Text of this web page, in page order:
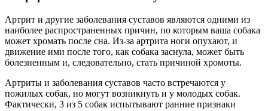
Артрит и другие заболевания суставов являются одними из
наиболее распространенных причин, по которым ваша собака
может хромать после сна. Из-за артрита ноги опухают, и
движение ими после того, как собака заснула, может быть
болезненным и, следовательно, стать причиной хромоты.
Артриты и заболевания суставов часто встречаются у
пожилых собак, но могут возникнуть и у молодых собак.
Фактически, 3 из 5 собак испытывают ранние признаки